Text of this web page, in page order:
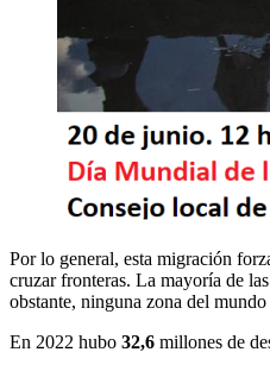
Por lo general, esta migración
cruzar fronteras. La mayoría de
obstante, ninguna zona del
En 2022 hubo 32,6 millones de